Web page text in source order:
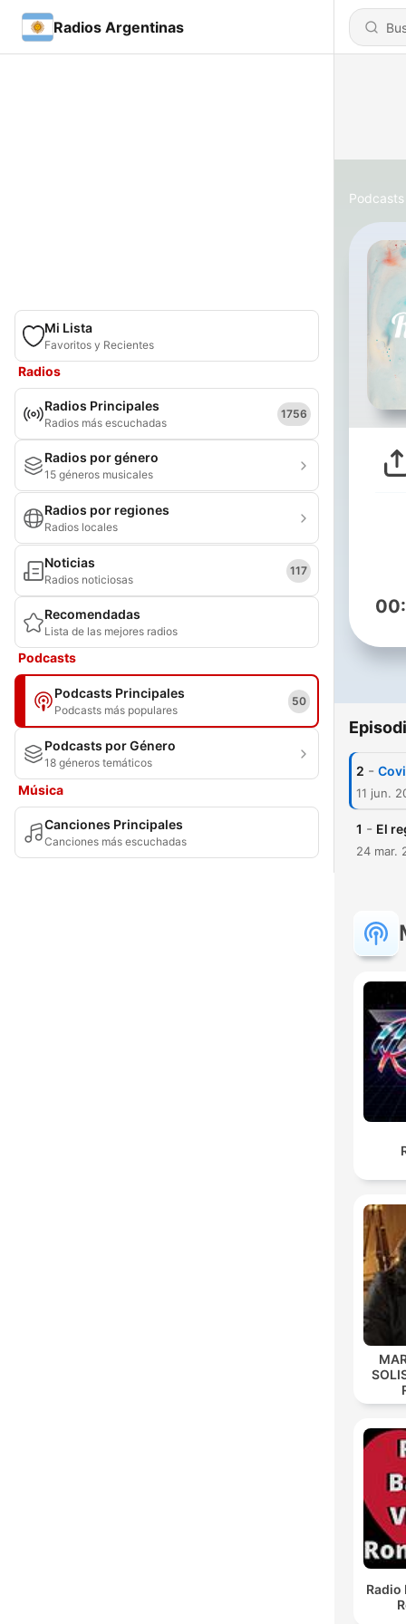
Radios Argentinas
Mi Lista
Favoritos y Recientes
Radios
Radios Principales
Radios más escuchadas
1756
Radios por género
15 géneros musicales
Radios por regiones
Radios locales
Noticias
Radios noticiosas
117
Recomendadas
Lista de las mejores radios
Podcasts
Podcasts Principales
Podcasts más populares
50
Podcasts por Género
18 géneros temáticos
Música
Canciones Principales
Canciones más escuchadas
Podcasts
2 -
11 jun.
1 - El
24 mar.
Radio